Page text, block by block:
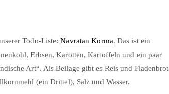
Todo-Liste: Navratan Korma. Das ist ein
Erbsen, Karotten, Kartoffeln und ein paar
Art“. Als Beilage gibt es Reis und Fladenbrot
(ein Drittel), Salz und Wasser.